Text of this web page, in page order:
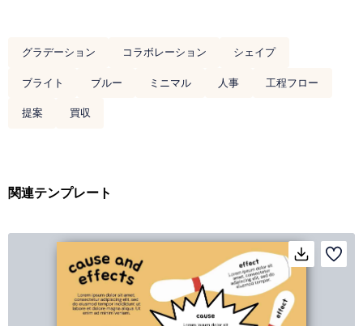
グラデーション コラボレーション
シェイプ
ブライト
ブルー ミニマル 人事
工程フロー
提案
買収
関連テンプレート